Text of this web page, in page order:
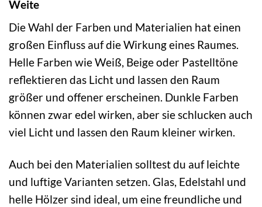
Weite
Die Wahl der Farben und Materialien hat einen
großen Einfluss auf die Wirkung eines Raumes.
Helle Farben wie Weiß, Beige oder Pastelltöne
reflektieren das Licht und lassen den Raum
größer und offener erscheinen. Dunkle Farben
können zwar edel wirken, aber sie schlucken auch
viel Licht und lassen den Raum kleiner wirken.
Auch bei den Materialien solltest du auf leichte
und luftige Varianten setzen. Glas, Edelstahl und
helle Hölzer sind ideal, um eine freundliche und